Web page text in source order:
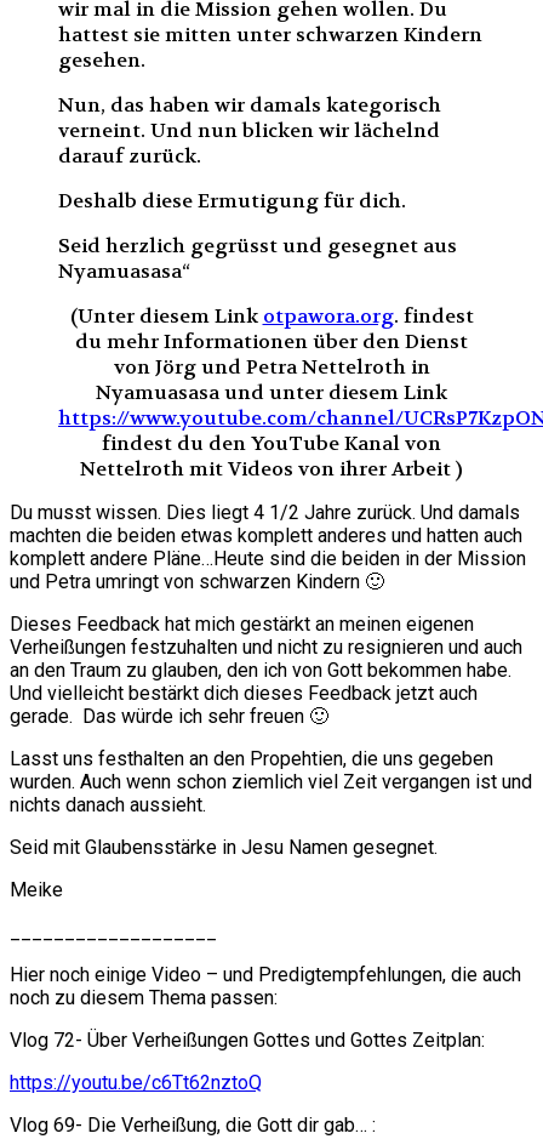
wir mal in die Mission gehen wollen. Du
hattest sie mitten unter schwarzen Kindern
gesehen.
Nun, das haben wir damals kategorisch
verneint. Und nun blicken wir lächelnd
darauf zurück.
Deshalb diese Ermutigung für dich.
Seid herzlich gegrüsst und gesegnet aus
Nyamuasasa“
(Unter diesem Link otpawora.org. findest
du mehr Informationen über den Dienst
von Jörg und Petra Nettelroth in
Nyamuasasa undunter diesem Link
https://www.youtube.com/channel/
findest du den YouTube Kanal von
Nettelroth mit Videos von ihrer Arbeit )
Du musst wissen. Dies liegt 4 1/2 Jahre zurück. Und damals
machten die beiden etwas komplett anderes und hatten auch
komplett andere Pläne…Heute sind die beiden in der Mission
und Petra umringt von schwarzen Kindern 🙂
Dieses Feedback hat mich gestärkt an meinen eigenen
Verheißungen festzuhalten und nicht zu resignieren und auch
an den Traum zu glauben, den ich von Gott bekommen habe.
Und vielleicht bestärkt dich dieses Feedback jetzt auch
gerade. Das würde ich sehr freuen 🙂
Lasst uns festhalten an den Propehtien, die uns gegeben
wurden. Auch wenn schon ziemlich viel Zeit vergangen ist und
nichts danach aussieht.
Seid mit Glaubensstärke in Jesu Namen gesegnet.
Meike
Hier noch einige Video – und Predigtempfehlungen, die auch
noch zu diesem Thema passen:
Vlog 72- Über Verheißungen Gottes und Gottes Zeitplan:
https://youtu.be/c6Tt62nztoQ
Vlog 69- Die Verheißung, die Gott dir gab… :